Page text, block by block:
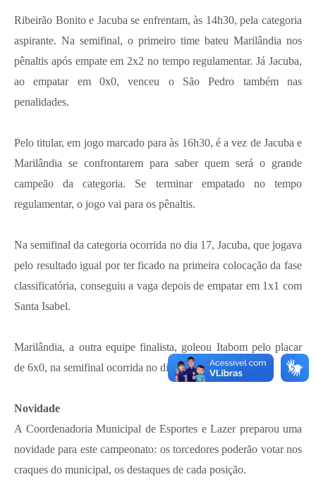
Ribeirão Bonito e Jacuba se enfrentam, às 14h30, pela categoria
aspirante. Na semifinal, o primeiro time bateu Marilândia nos
pênaltis após empate em 2x2 no tempo regulamentar. Já Jacuba,
ao empatar em 0x0, venceu o São Pedro também nas
penalidades.
Pelo titular, em jogo marcado para às 16h30, é a vez de Jacuba e
Marilândia se confrontarem para saber quem será o grande
campeão da categoria. Se terminar empatado no tempo
regulamentar, o jogo vai para os pênaltis.
Na semifinal da categoria ocorrida no dia 17, Jacuba, que jogava
pelo resultado igual por ter ficado na primeira colocação da fase
classificatória, conseguiu a vaga depois de empatar em 1x1 com
Santa Isabel.
Marilândia, a outra equipe finalista, goleou Itabom pelo placar
de 6x0, na semifinal ocorrida no dia 10.
Novidade
A Coordenadoria Municipal de Esportes e Lazer preparou uma
novidade para este campeonato: os torcedores poderão votar nos
craques do municipal, os destaques de cada posição.